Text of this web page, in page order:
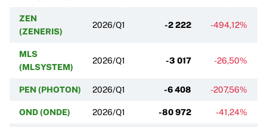
ZEN
(ZENERIS)
2026/Q1 -2 222 -494,12%
MLS
(MLSYSTEM)
2026/Q1 -3 017 -26,50%
PEN (PHOTON) 2026/Q1 -6 408 -207,56%
OND (ONDE) 2026/Q1 -80 972 -41,24%